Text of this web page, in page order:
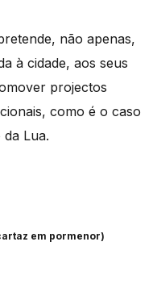
não apenas,
à cidade, aos seus
projectos
como é o caso
Lua.
em pormenor)